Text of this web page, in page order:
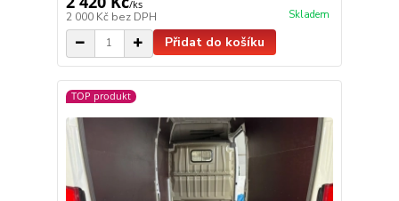
/ks
2 000 Kč bez DPH Skladem
Přidat do košíku
TOP produkt